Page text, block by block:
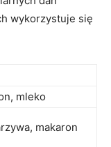
wykorzystuje się
⁢mleko
makaron